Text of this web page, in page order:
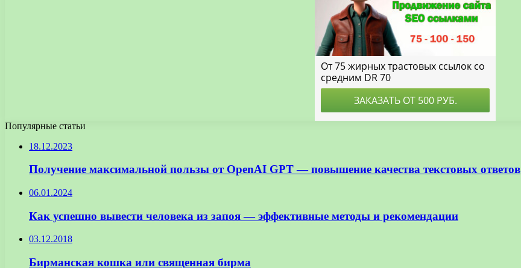
Популярные статьи
18.12.2023
Получение максимальной пользы от OpenAI GPT — повышение качества текстовых ответов
06.01.2024
Как успешно вывести человека из запоя — эффективные методы и рекомендации
03.12.2018
Бирманская кошка или священная бирма